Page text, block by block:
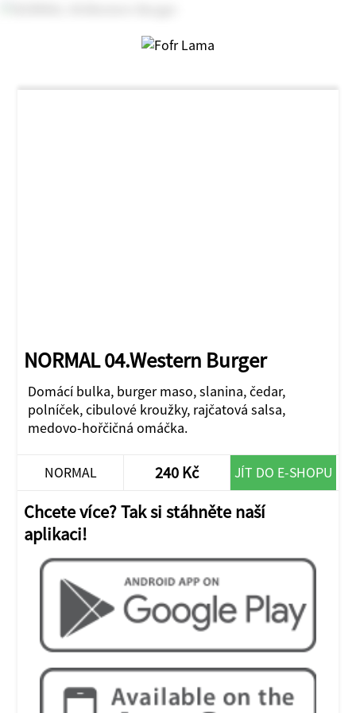
NORMAL 04.Western Burger
Domácí bulka, burger maso, slanina, čedar,
polníček, cibulové kroužky, rajčatová salsa,
medovo-hořčičná omáčka.
NORMAL 240 Kč JÍT DO E-SHOPU
Chcete více? Tak si stáhněte naší
aplikaci!